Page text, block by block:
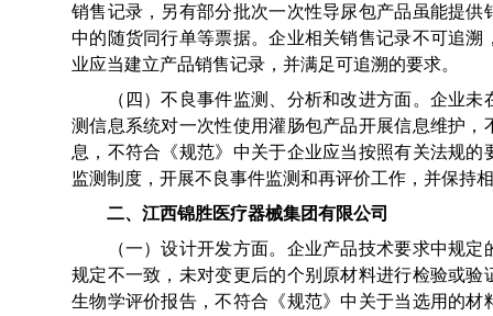
销售记录，另有部分批次一次性导尿包产品虽能提供
中的随货同行单等票据。企业相关销售记录不可追溯
业应当建立产品销售记录，并满足可追溯的要求。
（四）不良事件监测、分析和改进方面。企业未
测信息系统对一次性使用灌肠包产品开展信息维护，
息，不符合《规范》中关于企业应当按照有关法规的
监测制度，开展不良事件监测和再评价工作，并保持
二、江西锦胜医疗器械集团有限公司
（一）设计开发方面。企业产品技术要求中规定
规定不一致，未对变更后的个别原材料进行检验或验
生物学评价报告，不符合《规范》中关于当选用的材